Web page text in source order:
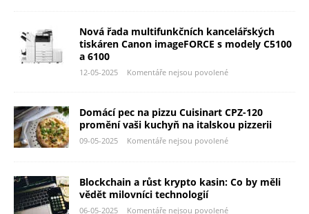
Nová řada multifunkčních kancelářských
tiskáren Canon imageFORCE s modely C5100
a 6100
12-05-2025 Komentáře nejsou povolené
Domácí pec na pizzu Cuisinart CPZ-120
promění vaši kuchyň na italskou pizzerii
09-05-2025 Komentáře nejsou povolené
Blockchain a růst krypto kasin: Co by měli
vědět milovníci technologií
06-05-2025 Komentáře nejsou povolené